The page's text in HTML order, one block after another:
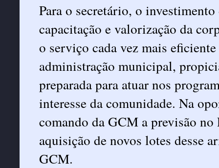
Para o secretário, o
capacitação e valorização da
o serviço cada vez mais
administração municipal,
preparada para atuar nos
interesse da comunidade. Na
comando da GCM a previsão
aquisição de novos lotes desse
GCM.